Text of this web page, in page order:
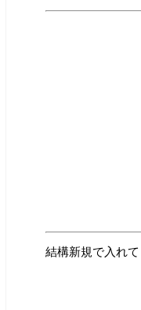
結構新規で入れ